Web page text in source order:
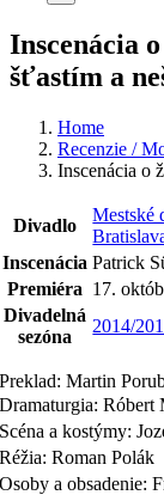
Inscenácia
šťastím a
Home
Recenzie /
Inscenácia o
Divadlo
Mestské
Inscenácia Patrick
Premiéra 17.
Divadelná
sezóna
2014/
Preklad: Martin
Dramaturgia: Róbert
Scéna a kostýmy:
Réžia: Roman Polák
Osoby a obsadenie: